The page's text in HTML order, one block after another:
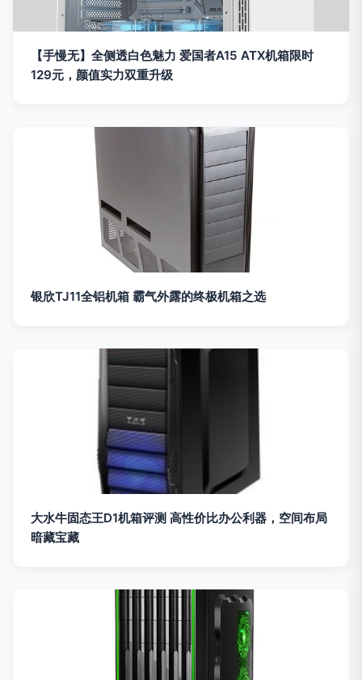
【手慢无】全侧透白色魅力 爱国者A15 ATX机箱限时
129元，颜值实力双重升级
银欣TJ11全铝机箱 霸气外露的终极机箱之选
大水牛固态王D1机箱评测 高性价比办公利器，空间布局
暗藏宝藏